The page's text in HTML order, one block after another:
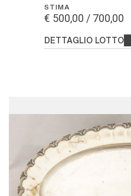
STIMA
€ 500,00 / 700,00
DETTAGLIO LOTTO